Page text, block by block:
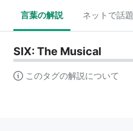
言葉の解説 ネットで話題
SIX: The Musical
このタグの解説について